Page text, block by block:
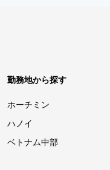
勤務地から探す
ホーチミン
ハノイ
ベトナム中部